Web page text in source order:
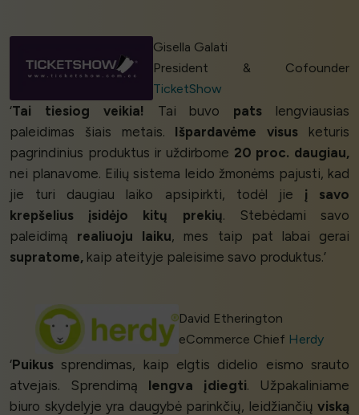
Gisella Galati
President & Cofounder
TicketShow
‘Tai tiesiog veikia! Tai buvo pats lengviausias
paleidimas šiais metais. Išpardavėme visus keturis
pagrindinius produktus ir uždirbome 20 proc. daugiau,
nei planavome. Eilių sistema leido žmonėms pajusti, kad
jie turi daugiau laiko apsipirkti, todėl jie į savo
krepšelius įsidėjo kitų prekių. Stebėdami savo
paleidimą realiuoju laiku, mes taip pat labai gerai
supratome, kaip ateityje paleisime savo produktus.’
David Etherington
eCommerce Chief Herdy
‘Puikus sprendimas, kaip elgtis didelio eismo srauto
atvejais. Sprendimą lengva įdiegti. Užpakaliniame
biuro skydelyje yra daugybė parinkčių, leidžiančių viską